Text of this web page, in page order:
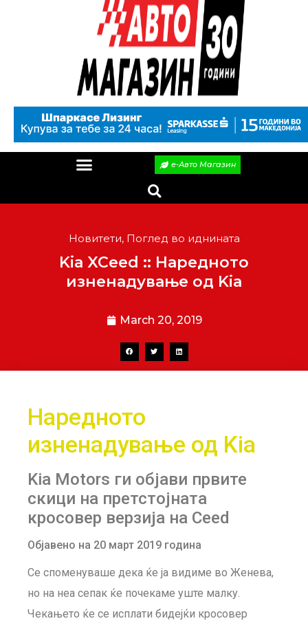
е-Авто Магазин
Новитети, Поглед во иднината
Kia XCeed :: Наредното
изненадување од Kia
March 20, 2019
Наредното
изненадување од Kia
Kia Motors ги објави првите
скици на претстојната
кросовер верзија на Ceed
Објавено на 20 март 2019 година
Се споменуваше дека ќе ја видиме во Женева,
но на неа сепак ќе почекаме уште малку.
Чекањето ќе се исплати бидејќи кросовер